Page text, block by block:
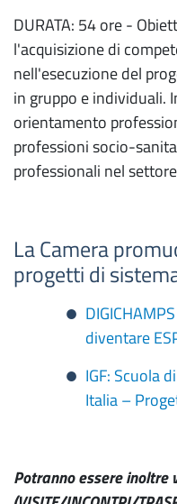
DURATA: 54 ore -
l'acquisizione di
nell'esecuzione del
in gruppo e individuali.
orientamento
professioni socio-
professionali nel
La Camera
progetti di
diventare
IGF: Scuola
Italia –
Potranno essere inoltre